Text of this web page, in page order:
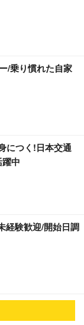
/乗り慣れた自家
につく!日本交通
中
経験歓迎/開始日調